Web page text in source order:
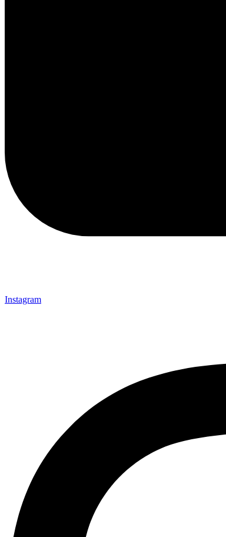
Instagram